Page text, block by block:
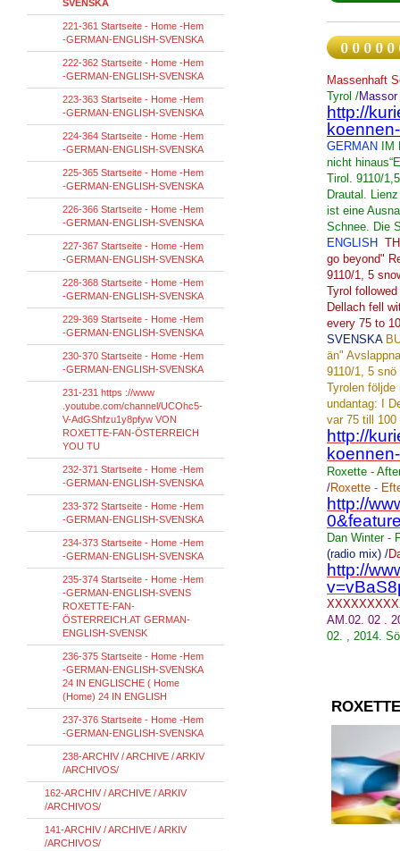
Massenhaft
Tyrol /
http://
GERMAN IM
nicht
Tirol. 9110/
Drautal.
ist eine
Schnee. Die
ENGLISH
go beyond"
9110/1, 5
Tyrol
Dellach fell
every 75 to
SVENSKA
än"
9110/1, 5 snö
Tyrolen följde
undantag:
var 75 till 100
http://
Roxette -
/Roxette -
http://
Dan Winter -
(radio mix) /
http://
AM.02. 02 .
02. , 2014.
SVENSKA
221-361 Startseite - Home -Hem
-GERMAN-ENGLISH-SVENSKA
222-362 Startseite - Home -Hem
-GERMAN-ENGLISH-SVENSKA
223-363 Startseite - Home -Hem
-GERMAN-ENGLISH-SVENSKA
224-364 Startseite - Home -Hem
-GERMAN-ENGLISH-SVENSKA
225-365 Startseite - Home -Hem
-GERMAN-ENGLISH-SVENSKA
226-366 Startseite - Home -Hem
-GERMAN-ENGLISH-SVENSKA
227-367 Startseite - Home -Hem
-GERMAN-ENGLISH-SVENSKA
228-368 Startseite - Home -Hem
-GERMAN-ENGLISH-SVENSKA
229-369 Startseite - Home -Hem
-GERMAN-ENGLISH-SVENSKA
230-370 Startseite - Home -Hem
-GERMAN-ENGLISH-SVENSKA
231-231 https ://www
.youtube.com/channel/UCOhc5-
V-AdGShfzu1y8pfyw VON
ROXETTE-FAN-ÖSTERREICH
YOU TU
232-371 Startseite - Home -Hem
-GERMAN-ENGLISH-SVENSKA
233-372 Startseite - Home -Hem
-GERMAN-ENGLISH-SVENSKA
234-373 Startseite - Home -Hem
-GERMAN-ENGLISH-SVENSKA
235-374 Startseite - Home -Hem
-GERMAN-ENGLISH-SVENS
ROXETTE-FAN-
ÖSTERREICH.AT GERMAN-
ENGLISH-SVENSK
236-375 Startseite - Home -Hem
-GERMAN-ENGLISH-SVENSKA
24 IN ENGLISCHE ( Home
(Home) 24 IN ENGLISH
237-376 Startseite - Home -Hem
-GERMAN-ENGLISH-SVENSKA
238-ARCHIV / ARCHIVE / ARKIV
/ARCHIVOS/
162-ARCHIV / ARCHIVE / ARKIV
/ARCHIVOS/
141-ARCHIV / ARCHIVE / ARKIV
/ARCHIVOS/